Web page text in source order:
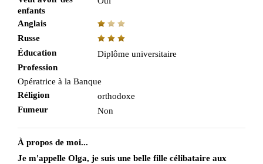
enfants
Anglais
Russe
Éducation
Diplôme universitaire
Profession
Opératrice à la Banque
Réligion
orthodoxe
Fumeur
Non
À propos de moi...
Je m'appelle Olga, je suis une belle fille célibataire aux